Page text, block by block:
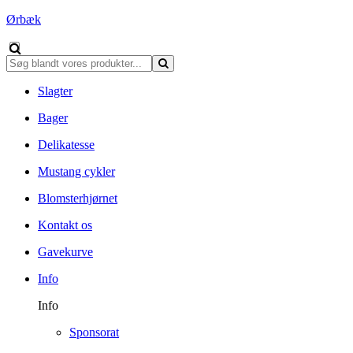
Ørbæk
Slagter
Bager
Delikatesse
Mustang cykler
Blomsterhjørnet
Kontakt os
Gavekurve
Info
Info
Sponsorat